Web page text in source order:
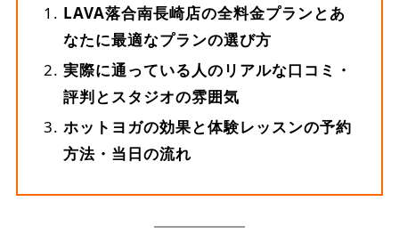
LAVA落合南長崎店の全料金プランとあ
なたに最適なプランの選び方
実際に通っている人のリアルな口コミ・
評判とスタジオの雰囲気
ホットヨガの効果と体験レッスンの予約
方法・当日の流れ